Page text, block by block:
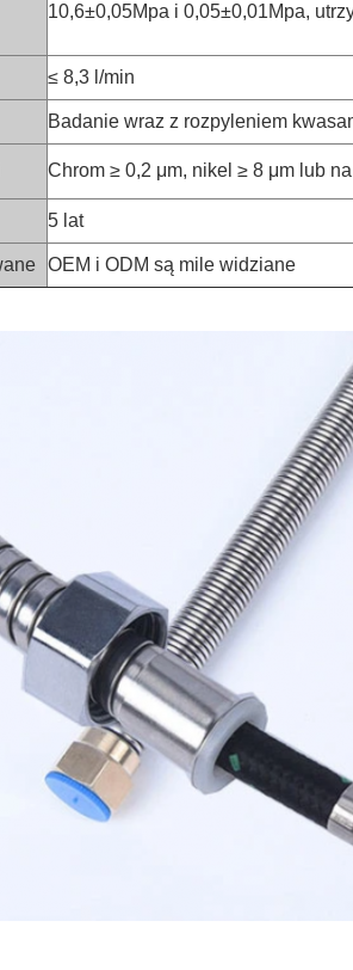
10,6±0,05Mpa i 0,05±0,01Mpa,
≤ 8,3 l/min
Badanie wraz z rozpyleniem
Chrom ≥ 0,2 μm, nikel ≥ 8 μm lub
5 lat
OEM i ODM są mile widziane